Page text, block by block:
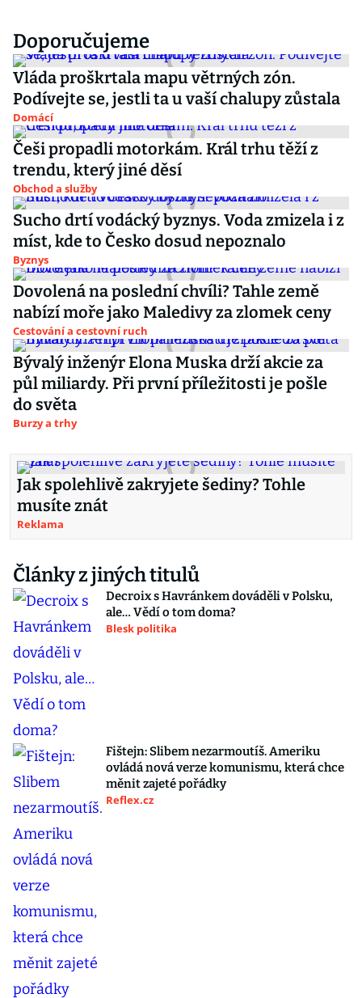
Doporučujeme
Vláda proškrtala mapu větrných zón.
Podívejte se, jestli ta u vaší chalupy zůstala
Domácí
Češi propadli motorkám. Král trhu těží z
trendu, který jiné děsí
Obchod a služby
Sucho drtí vodácký byznys. Voda zmizela i z
míst, kde to Česko dosud nepoznalo
Byznys
Dovolená na poslední chvíli? Tahle země
nabízí moře jako Maledivy za zlomek ceny
Cestování a cestovní ruch
Bývalý inženýr Elona Muska drží akcie za
půl miliardy. Při první příležitosti je pošle
do světa
Burzy a trhy
Jak spolehlivě zakryjete šediny? Tohle
musíte znát
Reklama
Články z jiných titulů
Decroix s Havránkem dováděli v Polsku,
ale… Vědí o tom doma?
Blesk politika
Fištejn: Slibem nezarmoutíš. Ameriku
ovládá nová verze komunismu, která chce
měnit zajeté pořádky
Reflex.cz